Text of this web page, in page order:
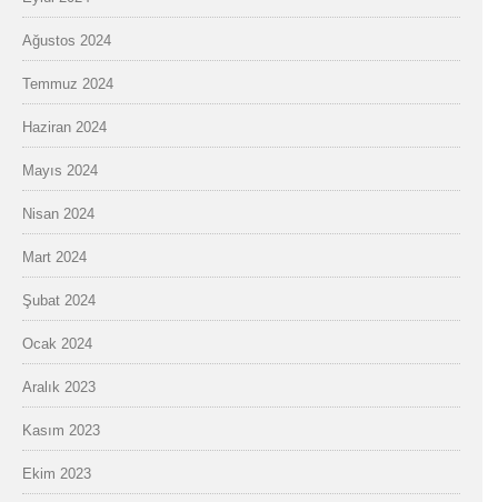
Ağustos 2024
Temmuz 2024
Haziran 2024
Mayıs 2024
Nisan 2024
Mart 2024
Şubat 2024
Ocak 2024
Aralık 2023
Kasım 2023
Ekim 2023